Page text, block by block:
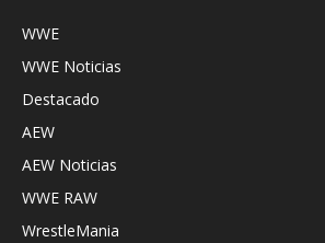
WWE
WWE Noticias
Destacado
AEW
AEW Noticias
WWE RAW
WrestleMania